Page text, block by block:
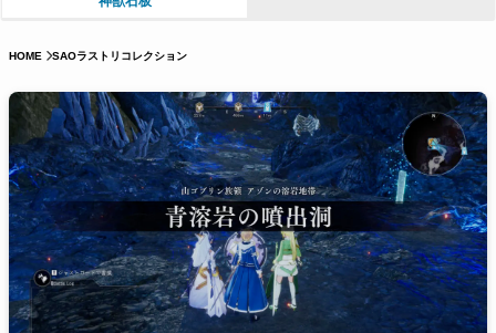
HOME SAOラストリコレクション